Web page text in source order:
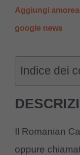
Aggiungi
google news
Indice dei
Il Romanian
oppure